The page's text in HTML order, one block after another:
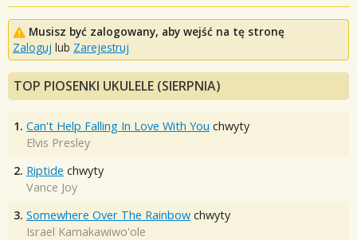
Musisz być zalogowany, aby wejść na tę stronę
Zaloguj lub Zarejestruj
TOP PIOSENKI UKULELE (SIERPNIA)
1. Can't Help Falling In Love With You chwyty
Elvis Presley
2. Riptide chwyty
Vance Joy
3. Somewhere Over The Rainbow chwyty
Israel Kamakawiwo'ole